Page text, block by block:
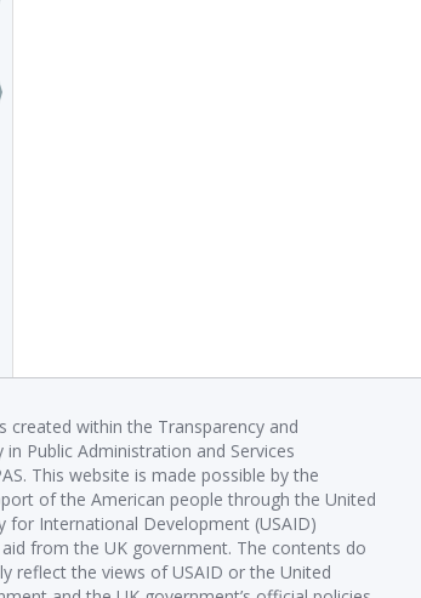
created within the Transparency and
in Public Administration and Services
This website is made possible by the
of the American people through the United
for International Development (USAID)
from the UK government. The contents do
reflect the views of USAID or the United